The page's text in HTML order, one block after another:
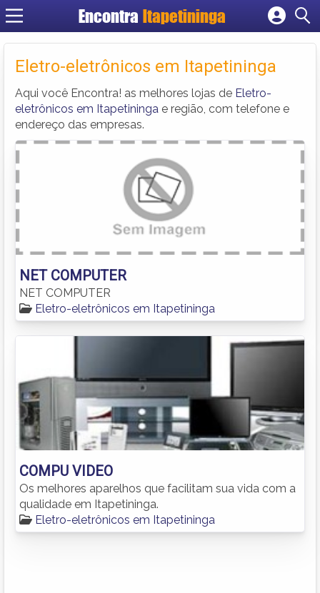
Encontra Itapetininga
Cadastrar empresa
Criar conta
Eletro-eletrônicos em Itapetininga
Aqui você Encontra! as melhores lojas de Eletro-
eletrônicos em Itapetininga e região, com telefone e
endereço das empresas.
NET COMPUTER
NET COMPUTER
Eletro-eletrônicos em Itapetininga
COMPU VIDEO
Os melhores aparelhos que facilitam sua vida com a
qualidade em Itapetininga.
Eletro-eletrônicos em Itapetininga